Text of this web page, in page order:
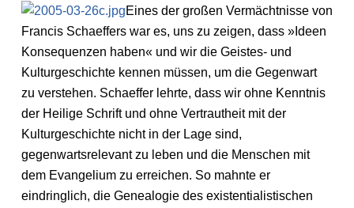
Eines der großen Vermächtnisse von
Francis Schaeffers war es, uns zu zeigen, dass »Ideen
Konsequenzen haben« und wir die Geistes- und
Kulturgeschichte kennen müssen, um die Gegenwart
zu verstehen. Schaeffer lehrte, dass wir ohne Kenntnis
der Heilige Schrift und ohne Vertrautheit mit der
Kulturgeschichte nicht in der Lage sind,
gegenwartsrelevant zu leben und die Menschen mit
dem Evangelium zu erreichen. So mahnte er
eindringlich, die Genealogie des existentialistischen